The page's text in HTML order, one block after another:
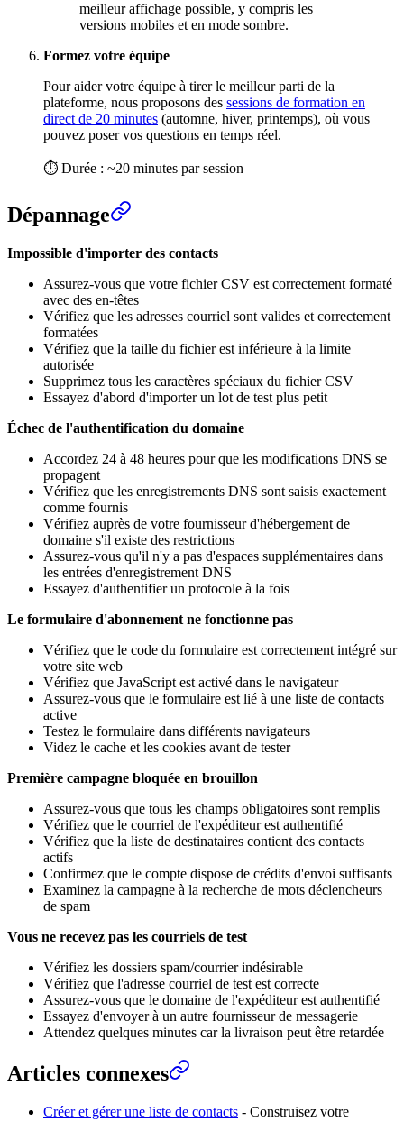
meilleur affichage possible, y compris les
versions mobiles et en mode sombre.
Formez votre équipe
Pour aider votre équipe à tirer le meilleur parti de la
plateforme, nous proposons des sessions de formation en
direct de 20 minutes (automne, hiver, printemps), où vous
pouvez poser vos questions en temps réel.
⏱ Durée : ~20 minutes par session
Dépannage
Impossible d'importer des contacts
Assurez-vous que votre fichier CSV est correctement formaté
avec des en-têtes
Vérifiez que les adresses courriel sont valides et correctement
formatées
Vérifiez que la taille du fichier est inférieure à la limite
autorisée
Supprimez tous les caractères spéciaux du fichier CSV
Essayez d'abord d'importer un lot de test plus petit
Échec de l'authentification du domaine
Accordez 24 à 48 heures pour que les modifications DNS se
propagent
Vérifiez que les enregistrements DNS sont saisis exactement
comme fournis
Vérifiez auprès de votre fournisseur d'hébergement de
domaine s'il existe des restrictions
Assurez-vous qu'il n'y a pas d'espaces supplémentaires dans
les entrées d'enregistrement DNS
Essayez d'authentifier un protocole à la fois
Le formulaire d'abonnement ne fonctionne pas
Vérifiez que le code du formulaire est correctement intégré sur
votre site web
Vérifiez que JavaScript est activé dans le navigateur
Assurez-vous que le formulaire est lié à une liste de contacts
active
Testez le formulaire dans différents navigateurs
Videz le cache et les cookies avant de tester
Première campagne bloquée en brouillon
Assurez-vous que tous les champs obligatoires sont remplis
Vérifiez que le courriel de l'expéditeur est authentifié
Vérifiez que la liste de destinataires contient des contacts
actifs
Confirmez que le compte dispose de crédits d'envoi suffisants
Examinez la campagne à la recherche de mots déclencheurs
de spam
Vous ne recevez pas les courriels de test
Vérifiez les dossiers spam/courrier indésirable
Vérifiez que l'adresse courriel de test est correcte
Assurez-vous que le domaine de l'expéditeur est authentifié
Essayez d'envoyer à un autre fournisseur de messagerie
Attendez quelques minutes car la livraison peut être retardée
Articles connexes
Créer et gérer une liste de contacts - Construisez votre